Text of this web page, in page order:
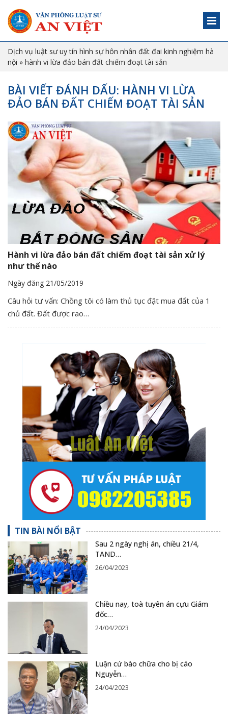
Dịch vụ luật sư uy tín hình sự hôn nhân đất đai kinh nghiệm hà
nội » hành vi lừa đảo bán đất chiếm đoạt tài sản
BÀI VIẾT ĐÁNH DẤU: HÀNH VI LỪA
ĐẢO BÁN ĐẤT CHIẾM ĐOẠT TÀI SẢN
Hành vi lừa đảo bán đất chiếm đoạt tài sản xử lý
như thế nào
Ngày đăng 21/05/2019
Câu hỏi tư vấn: Chồng tôi có làm thủ tục đặt mua đất của 1
chủ đất. Đất được rao…
TIN BÀI NỔI BẬT
Sau 2 ngày nghị án, chiều 21/4,
TAND…
26/04/2023
Chiều nay, toà tuyên án cựu Giám
đốc…
24/04/2023
Luận cứ bào chữa cho bị cáo
Nguyễn…
24/04/2023